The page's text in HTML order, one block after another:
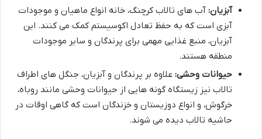
آبزیان: آب های تالاب کرچنگ، خانه انواع ماهیان و موجودات
آبزی است که به حفظ تعادل اکوسیستم کمک می کنند. این
آبزیان، منبع غذایی مهمی برای پرندگان و سایر موجودات
منطقه هستند.
حیوانات وحشی: علاوه بر پرندگان و آبزیان، جنگل های اطراف
تالاب نیز زیستگاه گونه هایی از حیوانات وحشی مانند روباه،
خرگوش، و انواع دوزیستان و خزندگان است که گاهی اوقات در
حاشیه تالاب دیده می شوند.